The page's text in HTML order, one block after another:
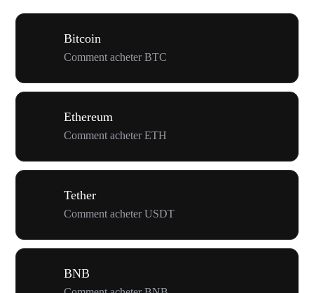
Bitcoin
Comment acheter BTC
Ethereum
Comment acheter ETH
Tether
Comment acheter USDT
BNB